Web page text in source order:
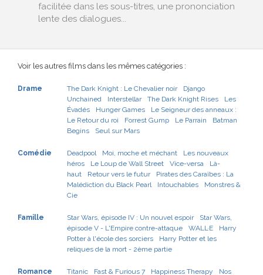
facilitée dans les sous-titres, une prononciation
lente des dialogues...
Voir les autres films dans les mêmes catégories :
Drame The Dark Knight : Le Chevalier noir
Django
Unchained
Interstellar The Dark Knight Rises
Les
Évadés
Hunger Games
Le Seigneur des anneaux :
Le Retour du roi
Forrest Gump Le Parrain
Batman
Begins
Seul sur Mars
Comédie Deadpool Moi, moche et méchant
Les nouveaux
héros
Le Loup de Wall Street Vice-versa
Là-
haut
Retour vers le futur
Pirates des Caraïbes : La
Malédiction du Black Pearl
Intouchables
Monstres &
Cie
Famille Star Wars, épisode IV : Un nouvel espoir
Star Wars,
épisode V - L'Empire contre-attaque
WALL·E
Harry
Potter à l'école des sorciers
Harry Potter et les
reliques de la mort - 2ème partie
Romance Titanic Fast & Furious 7 Happiness Therapy Nos